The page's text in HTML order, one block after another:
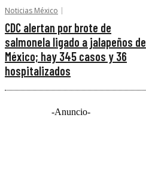
Noticias México
CDC alertan por brote de
salmonela ligado a jalapeños de
México; hay 345 casos y 36
hospitalizados
-Anuncio-